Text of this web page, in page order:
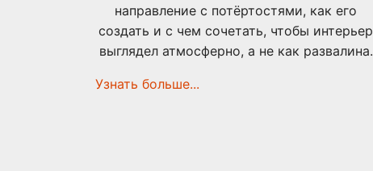
направление с потёртостями, как его
создать и с чем сочетать, чтобы интерьер
выглядел атмосферно, а не как развалина.
Узнать больше...